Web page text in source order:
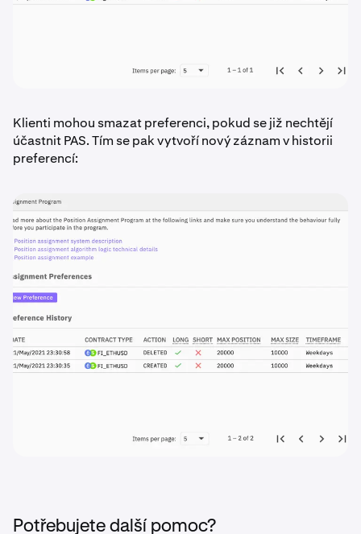
Klienti mohou smazat preferenci, pokud se již nechtějí
účastnit PAS. Tím se pak vytvoří nový záznam v historii
preferencí:
Potřebujete další pomoc?